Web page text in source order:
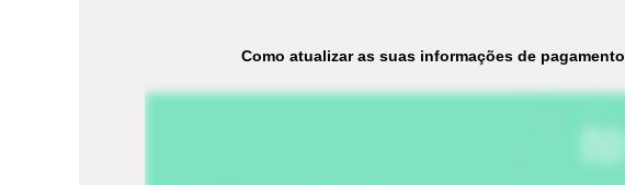
Como atualizar as suas informações de pagamento